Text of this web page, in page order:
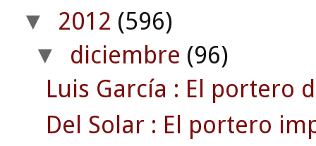
▼ 2012 (596)
▼ diciembre (96)
Luis García : El portero
Del Solar : El portero